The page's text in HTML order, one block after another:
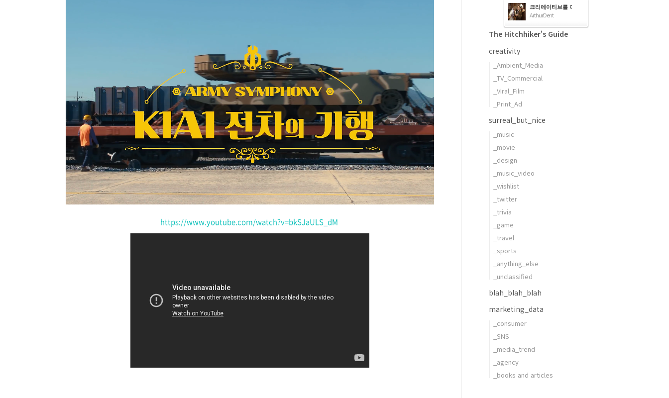
https://www.youtube.com/watch?v=bkSJaULS_dM
크리에이티브를 여행하는 히치하이커를 위한 안내서
ArthurDent
The Hitchhiker's Guide
creativity
_Ambient_Media
_TV_Commercial
_Viral_Film
_Print_Ad
surreal_but_nice
_music
_movie
_design
_music_video
_wishlist
_twitter
_trivia
_game
_travel
_sports
_anything_else
_unclassified
blah_blah_blah
marketing_data
_consumer
_SNS
_media_trend
_agency
_books and articles